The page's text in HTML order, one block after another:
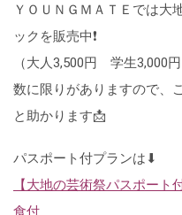
ＹＯＵＮＧＭＡＴＥでは大
ックを販売中❗
（大人3,500円 学生3,000
数に限りがありますので、
と助かります📩
パスポート付プランは⬇
【大地の芸術祭パスポート
食付